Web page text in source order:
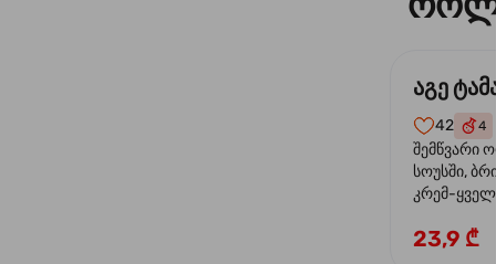
აგე
42 4
შემწვარი
სოუსში,
კრემ-
23,9 ₾